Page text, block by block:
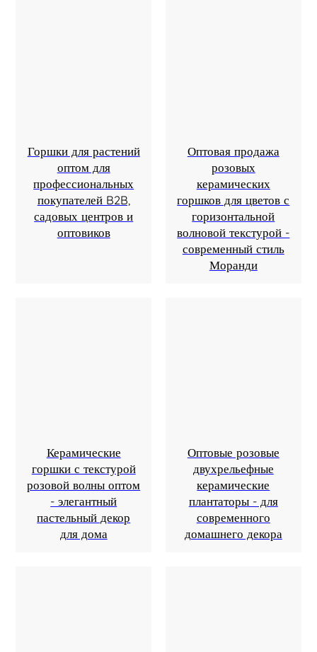
Горшки для растений
оптом для
профессиональных
покупателей B2B,
садовых центров и
оптовиков
Оптовая продажа
розовых
керамических
горшков для цветов с
горизонтальной
волновой текстурой -
современный стиль
Моранди
Керамические
горшки с текстурой
розовой волны оптом
- элегантный
пастельный декор
для дома
Оптовые розовые
двухрельефные
керамические
плантаторы - для
современного
домашнего декора